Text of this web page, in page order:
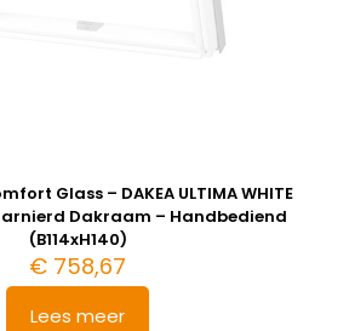
Glass – DAKEA ULTIMA WHITE
Dakraam – Handbediend
(B114xH140)
€ 758,67
Lees meer